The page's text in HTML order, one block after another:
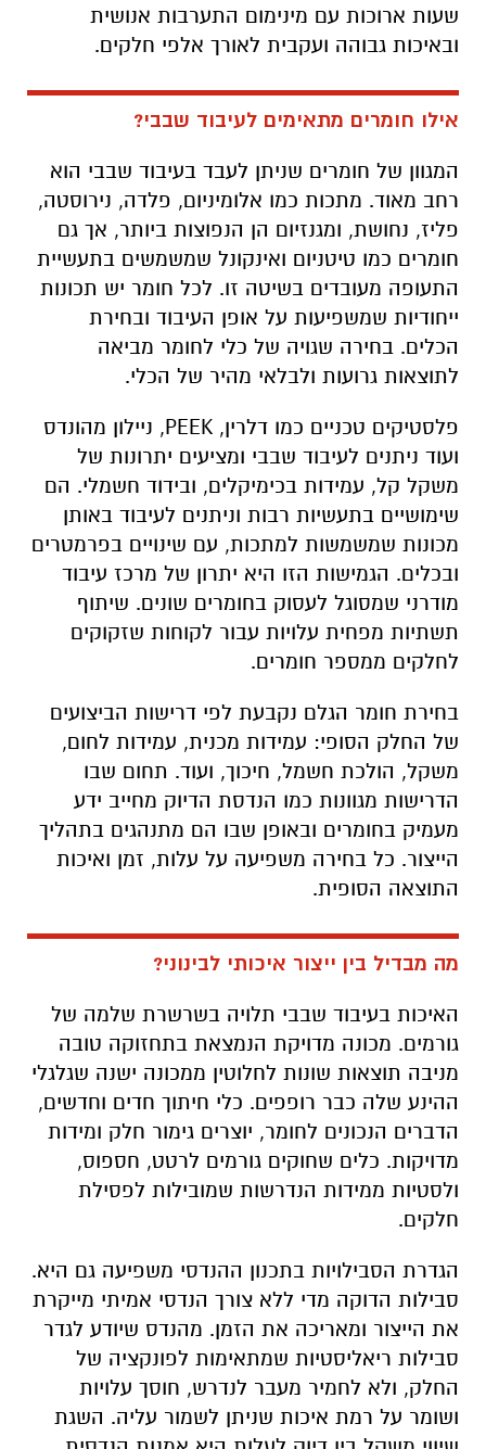
שעות ארוכות עם מינימום התערבות אנושית
ובאיכות גבוהה ועקבית לאורך אלפי חלקים.
אילו חומרים מתאימים לעיבוד שבבי?
המגוון של חומרים שניתן לעבד בעיבוד שבבי הוא
רחב מאוד. מתכות כמו אלומיניום, פלדה, נירוסטה,
פליז, נחושת, ומגנזיום הן הנפוצות ביותר, אך גם
חומרים כמו טיטניום ואינקונל שמשמשים בתעשיית
התעופה מעובדים בשיטה זו. לכל חומר יש תכונות
ייחודיות שמשפיעות על אופן העיבוד ובחירת
הכלים. בחירה שגויה של כלי לחומר מביאה
לתוצאות גרועות ולבלאי מהיר של הכלי.
פלסטיקים טכניים כמו דלרין, PEEK, ניילון מהונדס
ועוד ניתנים לעיבוד שבבי ומציעים יתרונות של
משקל קל, עמידות בכימיקלים, ובידוד חשמלי. הם
שימושיים בתעשיות רבות וניתנים לעיבוד באותן
מכונות שמשמשות למתכות, עם שינויים בפרמטרים
ובכלים. הגמישות הזו היא יתרון של מרכז עיבוד
מודרני שמסוגל לעסוק בחומרים שונים. שיתוף
תשתיות מפחית עלויות עבור לקוחות שזקוקים
לחלקים ממספר חומרים.
בחירת חומר הגלם נקבעת לפי דרישות הביצועים
של החלק הסופי: עמידות מכנית, עמידות לחום,
משקל, הולכת חשמל, חיכוך, ועוד. תחום שבו
הדרישות מגוונות כמו הנדסת הדיוק מחייב ידע
מעמיק בחומרים ובאופן שבו הם מתנהגים בתהליך
הייצור. כל בחירה משפיעה על עלות, זמן ואיכות
התוצאה הסופית.
מה מבדיל בין ייצור איכותי לבינוני?
האיכות בעיבוד שבבי תלויה בשרשרת שלמה של
גורמים. מכונה מדויקת הנמצאת בתחזוקה טובה
מניבה תוצאות שונות לחלוטין ממכונה ישנה שגלגלי
ההינע שלה כבר רופפים. כלי חיתוך חדים וחדשים,
הדברים הנכונים לחומר, יוצרים גימור חלק ומידות
מדויקות. כלים שחוקים גורמים לרטט, חספוס,
ולסטיות ממידות הנדרשות שמובילות לפסילת
חלקים.
הגדרת הסבילויות בתכנון ההנדסי משפיעה גם היא.
סבילות הדוקה מדי ללא צורך הנדסי אמיתי מייקרת
את הייצור ומאריכה את הזמן. מהנדס שיודע לגדר
סבילות ריאליסטיות שמתאימות לפונקציה של
החלק, ולא לחמיר מעבר לנדרש, חוסך עלויות
ושומר על רמת איכות שניתן לשמור עליה. השגת